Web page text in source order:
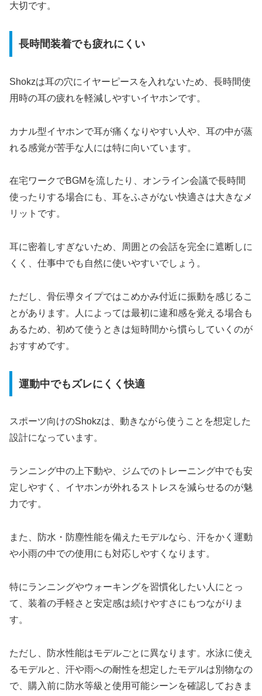
大切です。
長時間装着でも疲れにくい
Shokzは耳の穴にイヤーピースを入れないため、長時間使
用時の耳の疲れを軽減しやすいイヤホンです。
カナル型イヤホンで耳が痛くなりやすい人や、耳の中が蒸
れる感覚が苦手な人には特に向いています。
在宅ワークでBGMを流したり、オンライン会議で長時間
使ったりする場合にも、耳をふさがない快適さは大きなメ
リットです。
耳に密着しすぎないため、周囲との会話を完全に遮断しに
くく、仕事中でも自然に使いやすいでしょう。
ただし、骨伝導タイプではこめかみ付近に振動を感じるこ
とがあります。人によっては最初に違和感を覚える場合も
あるため、初めて使うときは短時間から慣らしていくのが
おすすめです。
運動中でもズレにくく快適
スポーツ向けのShokzは、動きながら使うことを想定した
設計になっています。
ランニング中の上下動や、ジムでのトレーニング中でも安
定しやすく、イヤホンが外れるストレスを減らせるのが魅
力です。
また、防水・防塵性能を備えたモデルなら、汗をかく運動
や小雨の中での使用にも対応しやすくなります。
特にランニングやウォーキングを習慣化したい人にとっ
て、装着の手軽さと安定感は続けやすさにもつながりま
す。
ただし、防水性能はモデルごとに異なります。水泳に使え
るモデルと、汗や雨への耐性を想定したモデルは別物なの
で、購入前に防水等級と使用可能シーンを確認しておきま